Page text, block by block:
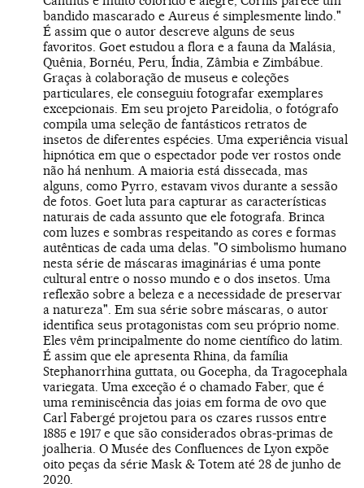
bandido mascarado e Aureus é simplesmente lindo."
É assim que o autor descreve alguns de seus
favoritos. Goet estudou a flora e a fauna da Malásia,
Quênia, Bornéu, Peru, Índia, Zâmbia e Zimbábue.
Graças à colaboração de museus e coleções
particulares, ele conseguiu fotografar exemplares
excepcionais. Em seu projeto Pareidolia, o fotógrafo
compila uma seleção de fantásticos retratos de
insetos de diferentes espécies. Uma experiência visual
hipnótica em que o espectador pode ver rostos onde
não há nenhum. A maioria está dissecada, mas
alguns, como Pyrro, estavam vivos durante a sessão
de fotos. Goet luta para capturar as características
naturais de cada assunto que ele fotografa. Brinca
com luzes e sombras respeitando as cores e formas
autênticas de cada uma delas. "O simbolismo humano
nesta série de máscaras imaginárias é uma ponte
cultural entre o nosso mundo e o dos insetos. Uma
reflexão sobre a beleza e a necessidade de preservar
a natureza". Em sua série sobre máscaras, o autor
identifica seus protagonistas com seu próprio nome.
Eles vêm principalmente do nome científico do latim.
É assim que ele apresenta Rhina, da família
Stephanorrhina guttata, ou Gocepha, da Tragocephala
variegata. Uma exceção é o chamado Faber, que é
uma reminiscência das joias em forma de ovo que
Carl Fabergé projetou para os czares russos entre
1885 e 1917 e que são considerados obras-primas de
joalheria. O Musée des Confluences de Lyon expõe
oito peças da série Mask & Totem até 28 de junho de
2020.